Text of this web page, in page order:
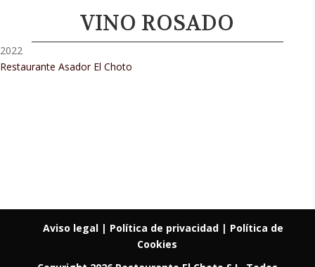
VINO ROSADO
2022
Restaurante Asador El Choto
Aviso legal | Política de privacidad | Política de
Cookies